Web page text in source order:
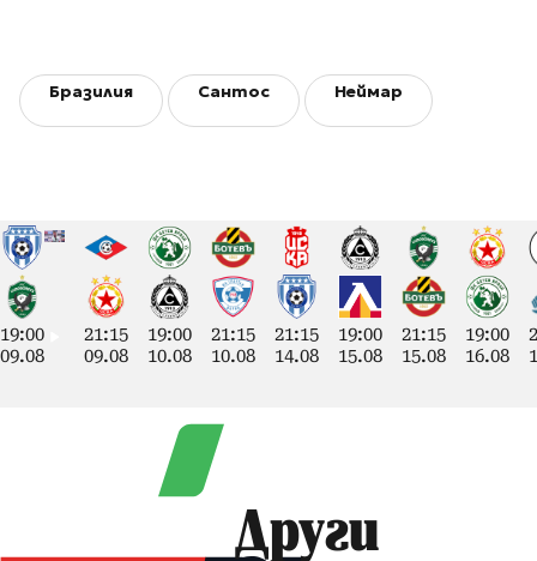
Бразилия Сантос Неймар
19:00
09.08
21:15
09.08
19:00
10.08
21:15
10.08
21:15
14.08
19:00
15.08
21:15
15.08
19:00
16.08
Други